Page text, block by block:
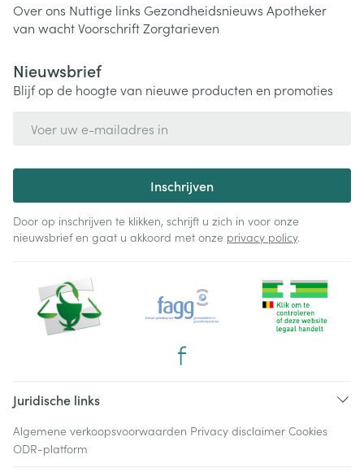
Over ons Nuttige links Gezondheidsnieuws Apotheker
van wachtVoorschriftZorgtarieven
Nieuwsbrief
Blijf op de hoogte van nieuwe producten en promoties
Inschrijven
Door op inschrijven te klikken, schrijft u zich in voor onze
nieuwsbrief en gaat u akkoord met onze privacy policy.
Juridische links
Algemene verkoopsvoorwaarden Privacy disclaimer Cookies
ODR-platform